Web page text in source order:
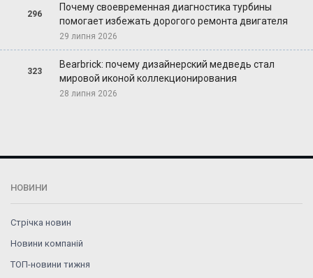
296
Почему своевременная диагностика турбины
помогает избежать дорогого ремонта двигателя
29 липня 2026
323
Bearbrick: почему дизайнерский медведь стал
мировой иконой коллекционирования
28 липня 2026
НОВИНИ
Стрічка новин
Новини компаній
ТОП-новини тижня